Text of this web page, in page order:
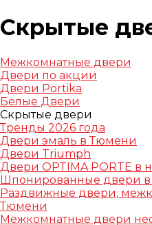
Скрытые
Межкомнатные двери
Двери по акции
Двери Portika
Белые Двери
Скрытые двери
Тренды 2026 года
Двери эмаль в Тюмени
Двери Triumph
Двери OPTIMA PORTE в
Шпонированные двери
Раздвижные двери,
Тюмени
Межкомнатные двери